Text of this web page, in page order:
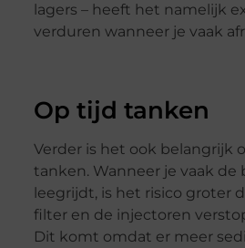
lagers – heeft het namelijk
verduren wanneer je vaak
Op tijd tanken
Verder is het ook belangrijk
tanken. Wanneer je vaak de
leegrijdt, is het risico groter
filter en de injectoren
Dit komt omdat er meer